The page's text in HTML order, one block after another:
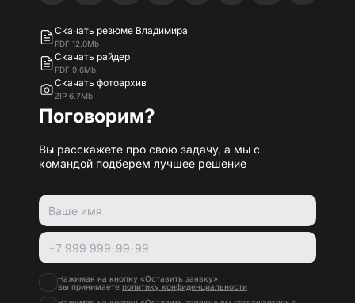
Скачать резюме Владимира
PDF 12.0Mb
Скачать райдер
PDF 9.6Mb
Скачать фотоархив
ZIP 6.7Mb
Поговорим?
Вы расскажете про свою задачу, а мы с
командой подберем лучшее решение
Нажимая на кнопку «Оставить заявку»,
вы принимаете политику конфиденциальности